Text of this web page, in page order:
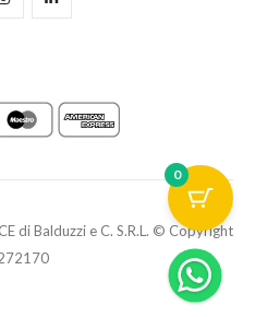
di Balduzzi e C. S.R.L. © Copyright
0